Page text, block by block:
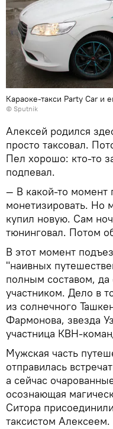
Караоке-такси Party Car и
© Sputnik
Алексей родился
просто таксовал.
Пел хорошо: кто-то
подпевал.
— В какой-то момент
монетизировать. Но
купил новую. Сам
тюнинговал. Потом
В этот момент
"наивных
полным составом,
участником. Дело в
из солнечного
Фармонова, звезда
участница КВН-
Мужская часть
отправилась
а сейчас
осознающая
Ситора
таксистом Алексеем.